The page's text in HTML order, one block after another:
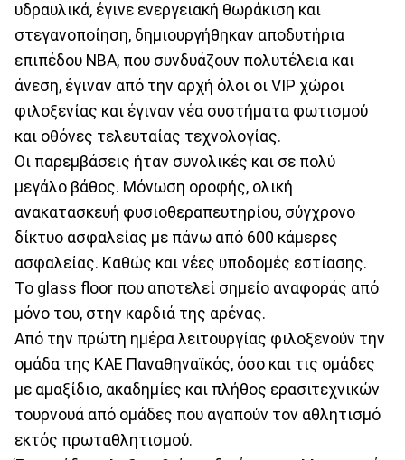
υδραυλικά, έγινε ενεργειακή θωράκιση και
στεγανοποίηση, δημιουργήθηκαν αποδυτήρια
επιπέδου ΝΒΑ, που συνδυάζουν πολυτέλεια και
άνεση, έγιναν από την αρχή όλοι οι VIP χώροι
φιλοξενίας και έγιναν νέα συστήματα φωτισμού
και οθόνες τελευταίας τεχνολογίας.
Οι παρεμβάσεις ήταν συνολικές και σε πολύ
μεγάλο βάθος. Μόνωση οροφής, ολική
ανακατασκευή φυσιοθεραπευτηρίου, σύγχρονο
δίκτυο ασφαλείας με πάνω από 600 κάμερες
ασφαλείας. Καθώς και νέες υποδομές εστίασης.
Το glass floor που αποτελεί σημείο αναφοράς από
μόνο του, στην καρδιά της αρένας.
Από την πρώτη ημέρα λειτουργίας φιλοξενούν την
ομάδα της ΚΑΕ Παναθηναϊκός, όσο και τις ομάδες
με αμαξίδιο, ακαδημίες και πλήθος ερασιτεχνικών
τουρνουά από ομάδες που αγαπούν τον αθλητισμό
εκτός πρωταθλητισμού.